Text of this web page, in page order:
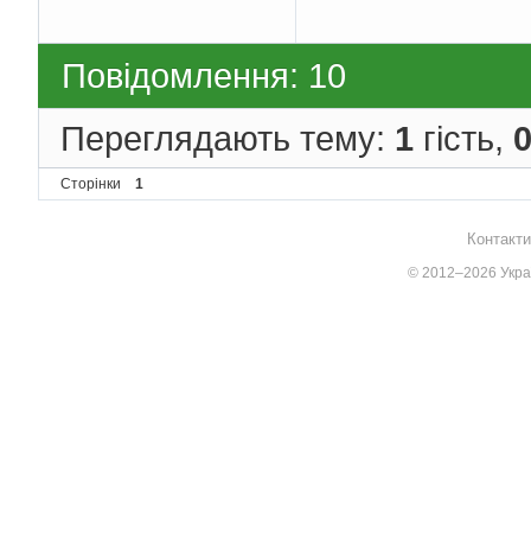
Повідомлення: 10
Переглядають тему: 1 гість, 0
Сторінки 1
© 2012–2026